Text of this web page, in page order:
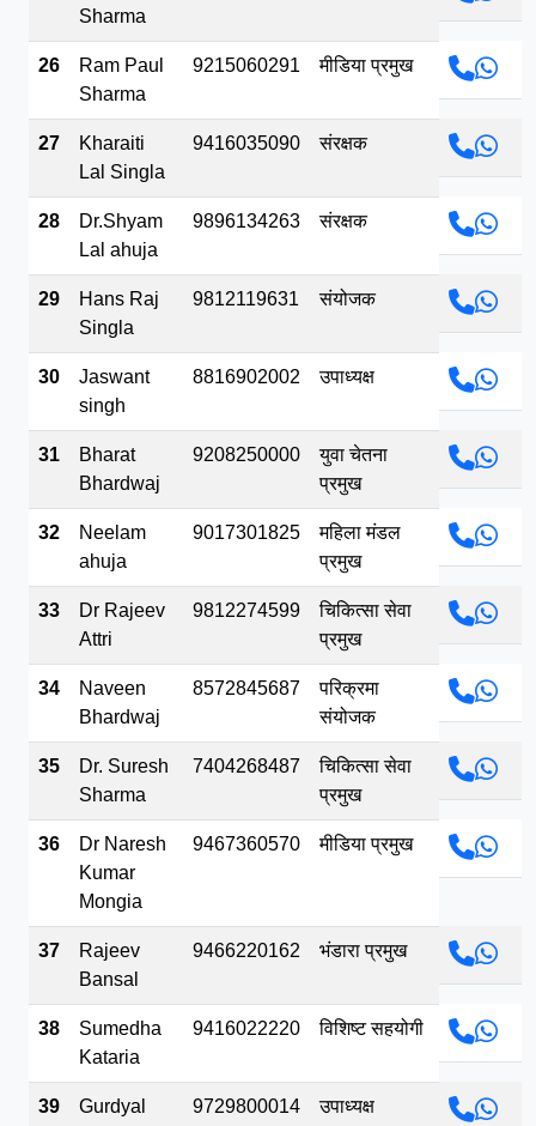
Sharma
26
Ram Paul
Sharma
9215060291 मीडिया प्रमुख
27
Kharaiti
Lal Singla
9416035090 संरक्षक
28
Dr.Shyam
Lal ahuja
9896134263 संरक्षक
29
Hans Raj
Singla
9812119631 संयोजक
30
Jaswant
singh
8816902002 उपाध्यक्ष
31
Bharat
Bhardwaj
9208250000
युवा चेतना
प्रमुख
32
Neelam
ahuja
9017301825
महिला मंडल
प्रमुख
33
Dr Rajeev
Attri
9812274599
चिकित्सा सेवा
प्रमुख
34
Naveen
Bhardwaj
8572845687
परिक्रमा
संयोजक
35
Dr. Suresh
Sharma
7404268487
चिकित्सा सेवा
प्रमुख
36
Dr Naresh
Kumar
Mongia
9467360570 मीडिया प्रमुख
37
Rajeev
Bansal
9466220162 भंडारा प्रमुख
38
Sumedha
Kataria
9416022220 विशिष्ट सहयोगी
39
Gurdyal
9729800014 उपाध्यक्ष